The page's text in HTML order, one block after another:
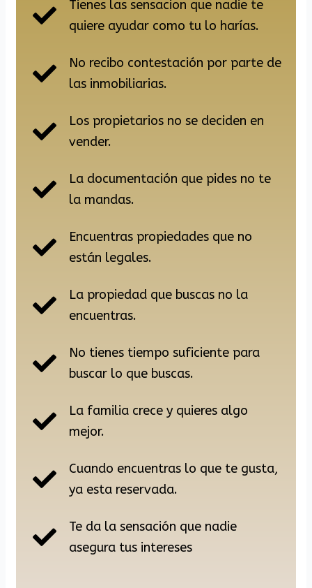
Tienes las sensacion que nadie te
quiere ayudar como tu lo harías.
No recibo contestación por parte de
las inmobiliarias.
Los propietarios no se deciden en
vender.
La documentación que pides no te
la mandas.
Encuentras propiedades que no
están legales.
La propiedad que buscas no la
encuentras.
No tienes tiempo suficiente para
buscar lo que buscas.
La familia crece y quieres algo
mejor.
Cuando encuentras lo que te gusta,
ya esta reservada.
Te da la sensación que nadie
asegura tus intereses